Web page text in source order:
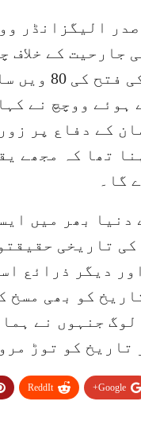
الیگزانڈر
جارحیت کے خلاف
فسطائیت
ہوئے ووچچ نے
کے دفاع پر
تھا کہ مجھے
گا۔
دنیا بھر میں
تاریخی
دیگر ذرائع
کو بھی مسخ
جنہوں نے
کو توڑ
Google+
ReddIt